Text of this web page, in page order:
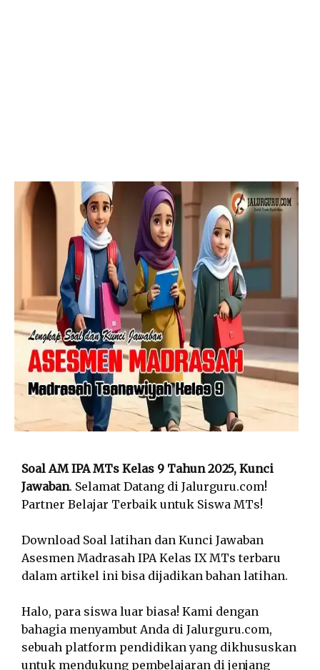
Soal AM IPA MTs Kelas 9 Tahun 2025, Kunci
Jawaban. Selamat Datang di Jalurguru.com!
Partner Belajar Terbaik untuk Siswa MTs!
Download Soal latihan dan Kunci Jawaban
Asesmen Madrasah IPA Kelas IX MTs terbaru
dalam artikel ini bisa dijadikan bahan latihan.
Halo, para siswa luar biasa! Kami dengan
bahagia menyambut Anda di Jalurguru.com,
sebuah platform pendidikan yang dikhususkan
untuk mendukung pembelajaran di jenjang